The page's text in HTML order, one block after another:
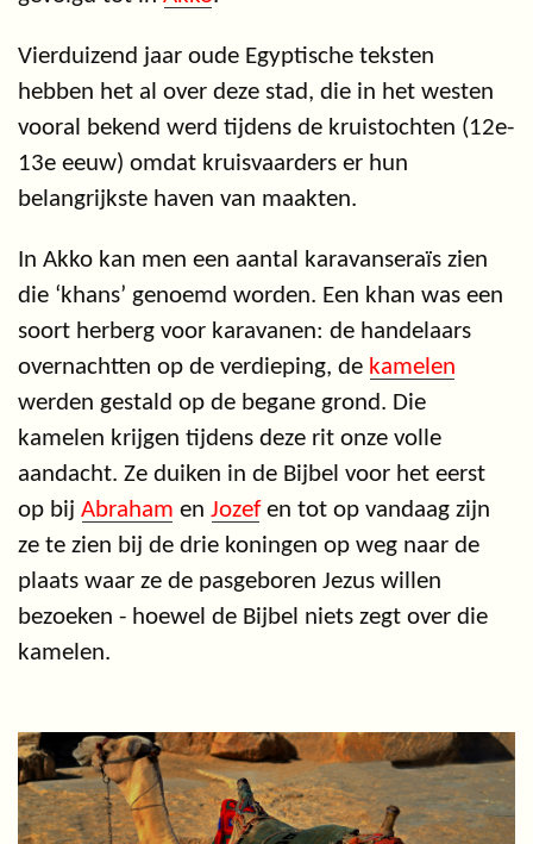
Vierduizend jaar oude Egyptische teksten
hebben het al over deze stad, die in het westen
vooral bekend werd tijdens de kruistochten (12e-
13e eeuw) omdat kruisvaarders er hun
belangrijkste haven van maakten.
In Akko kan men een aantal karavanseraïs zien
die ‘khans’ genoemd worden. Een khan was een
soort herberg voor karavanen: de handelaars
overnachtten op de verdieping, de kamelen
werden gestald op de begane grond. Die
kamelen krijgen tijdens deze rit onze volle
aandacht. Ze duiken in de Bijbel voor het eerst
op bij Abraham en Jozefen tot op vandaag zijn
ze te zien bij de drie koningen op weg naar de
plaats waar ze de pasgeboren Jezus willen
bezoeken - hoewel de Bijbel niets zegt over die
kamelen.